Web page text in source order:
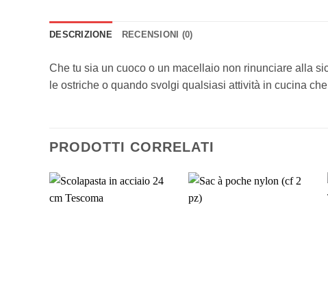
DESCRIZIONE RECENSIONI (0)
Che tu sia un cuoco o un macellaio non rinunciare alla
le ostriche o quando svolgi qualsiasi attività in cucina
PRODOTTI CORRELATI